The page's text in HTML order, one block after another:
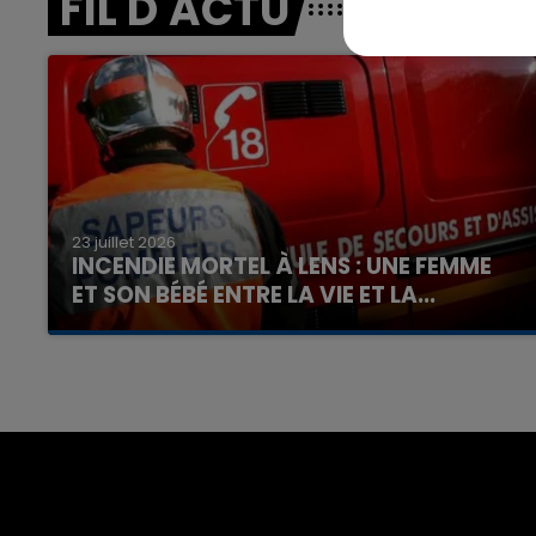
23 juillet 2026
INCENDIE MORTEL À LENS : UNE FEMME
ET SON BÉBÉ ENTRE LA VIE ET LA...
Un homme s'est immolé par le feu après avoir